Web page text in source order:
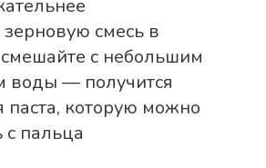
смесь в
с небольшим
воды — получится
паста, которую можно
пальца